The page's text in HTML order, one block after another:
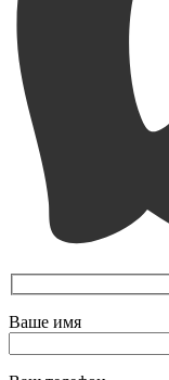
Ваше имя